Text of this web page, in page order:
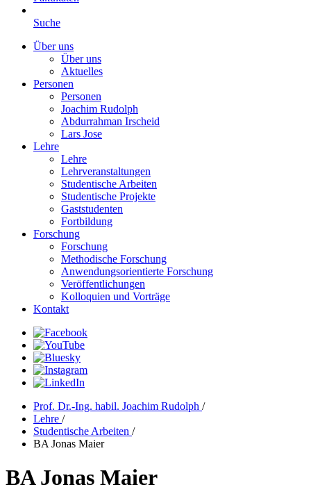
Suche
Über uns
Über uns
Aktuelles
Personen
Personen
Joachim Rudolph
Abdurrahman Irscheid
Lars Jose
Lehre
Lehre
Lehrveranstaltungen
Studentische Arbeiten
Studentische Projekte
Gaststudenten
Fortbildung
Forschung
Forschung
Methodische Forschung
Anwendungsorientierte Forschung
Veröffentlichungen
Kolloquien und Vorträge
Kontakt
Prof. Dr.-Ing. habil. Joachim Rudolph /
Lehre /
Studentische Arbeiten /
BA Jonas Maier
BA Jonas Maier